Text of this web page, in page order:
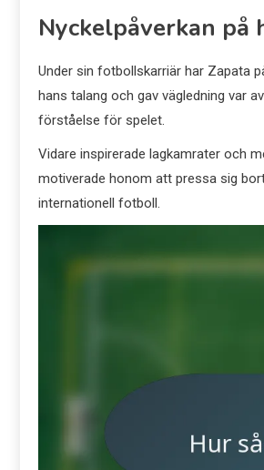
Nyckelpåverkan
Under sin fotbollskarriär har Zapata
hans talang och gav vägledning var
förståelse för spelet.
Vidare inspirerade lagkamrater och
motiverade honom att pressa sig
internationell fotboll.